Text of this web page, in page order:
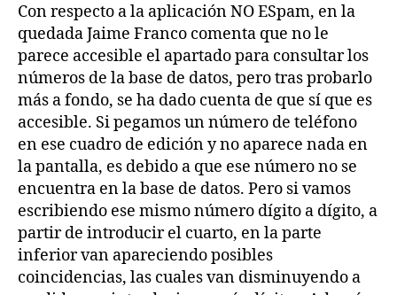
Con respecto a la aplicación NO ESpam, en la
quedada Jaime Franco comenta que no le
parece accesible el apartado para consultar los
números de la base de datos, pero tras probarlo
más a fondo, se ha dado cuenta de que sí que es
accesible. Si pegamos un número de teléfono
en ese cuadro de edición y no aparece nada en
la pantalla, es debido a que ese número no se
encuentra en la base de datos. Pero si vamos
escribiendo ese mismo número dígito a dígito, a
partir de introducir el cuarto, en la parte
inferior van apareciendo posibles
coincidencias, las cuales van disminuyendo a